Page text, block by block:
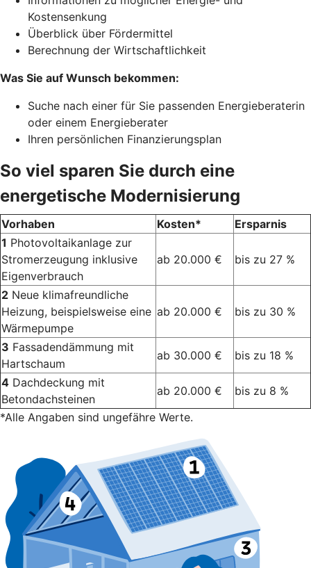
Kostensenkung
Überblick über Fördermittel
Berechnung der Wirtschaftlichkeit
Was Sie auf Wunsch bekommen:
Suche nach einer für Sie passenden Energieberaterin
oder einem Energieberater
Ihren persönlichen Finanzierungsplan
So viel sparen Sie durch eine
energetische Modernisierung
Vorhaben Kosten*
Ersparnis
1 Photovoltaikanlage zur
Stromerzeugung inklusive
Eigenverbrauch
ab 20.000 € bis zu 27 %
2 Neue klimafreundliche
Heizung, beispielsweise eine
Wärmepumpe
ab 20.000 € bis zu 30 %
3 Fassadendämmung mit
Hartschaum
ab 30.000 €
bis zu 18 %
4 Dachdeckung mit
Betondachsteinen
ab 20.000 €
bis zu 8 %
*Alle Angaben sind ungefähre Werte.